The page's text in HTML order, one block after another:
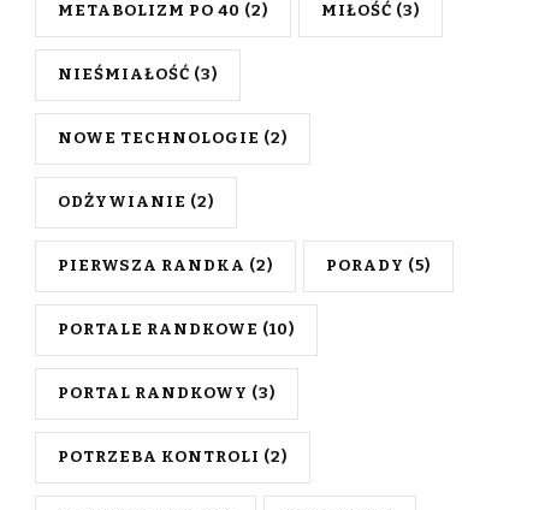
METABOLIZM PO 40 (2) MIŁOŚĆ (3)
NIEŚMIAŁOŚĆ (3)
NOWE TECHNOLOGIE (2)
ODŻYWIANIE (2)
PIERWSZA RANDKA (2) PORADY (5)
PORTALE RANDKOWE (10)
PORTAL RANDKOWY (3)
POTRZEBA KONTROLI (2)